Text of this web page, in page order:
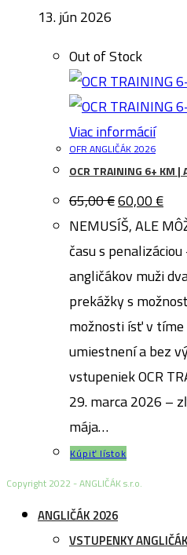
13. jún 2026
Out of Stock
Viac informácií
OFR ANGLIČÁK 2026
OCR TRAINING 6+ KM |
65,00€Pôvodná
cena
bola:
65,00 €.
60,00 €cena
je:
NEMUSÍŠ, ALE
času s
angličákov muži
prekážky s
možnosti ísť v tíme
umiestnení a bez
vstupeniek OCR
29. marca 2026 –
mája…
Kúpiť lístok
Copyright 2022 - ANGLIČÁK s.r.o.
ANGLIČÁK 2026
VSTUPENKY ANGLIČÁK